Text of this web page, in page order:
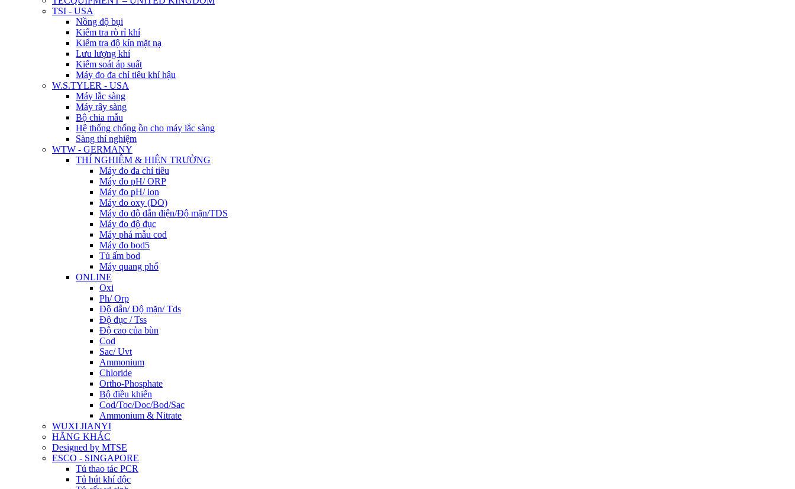
TSI - USA
Nồng độ bụi
Kiểm tra rò rỉ khí
Kiểm tra độ kín mặt nạ
Lưu lượng khí
Kiểm soát áp suất
Máy đo đa chỉ tiêu khí hậu
W.S.TYLER - USA
Máy lắc sàng
Máy rây sàng
Bộ chia mẫu
Hệ thống chống ồn cho máy lắc sàng
Sàng thí nghiệm
WTW - GERMANY
THÍ NGHIỆM & HIỆN TRƯỜNG
Máy đo đa chỉ tiêu
Máy đo pH/ ORP
Máy đo pH/ ion
Máy đo oxy (DO)
Máy đo độ dẫn điện/Độ mặn/TDS
Máy đo độ đục
Máy phá mẫu cod
Máy đo bod5
Tủ ấm bod
Máy quang phổ
ONLINE
Oxi
Ph/ Orp
Độ dẫn/ Độ mặn/ Tds
Độ đục / Tss
Độ cao của bùn
Cod
Sac/ Uvt
Ammonium
Chloride
Ortho-Phosphate
Bộ điều khiển
Cod/Toc/Doc/Bod/Sac
Ammonium & Nitrate
WUXI JIANYI
HÃNG KHÁC
Designed by MTSE
ESCO - SINGAPORE
Tủ thao tác PCR
Tủ hút khí độc